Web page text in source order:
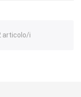
articolo/i